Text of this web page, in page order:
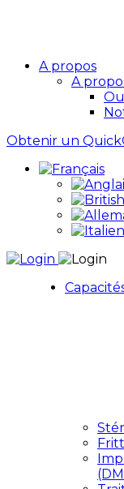
A propos
A
Obtenir un